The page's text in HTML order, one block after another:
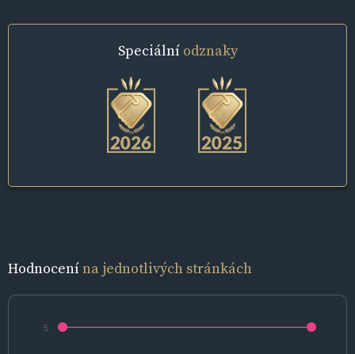
Speciální odznaky
Hodnocenína jednotlivých stránkách
5